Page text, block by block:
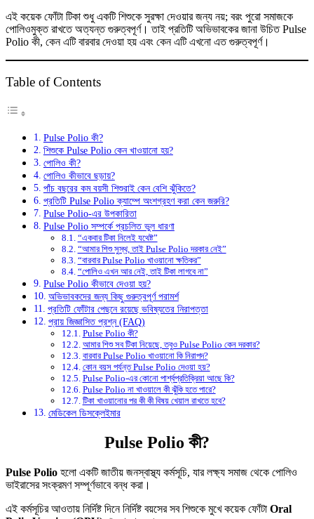
এই কয়েক ফোঁটা টিকা শুধু একটি শিশুকে সুরক্ষা দেওয়ার জন্য নয়; বরং পুরো সমাজকে
পোলিওমুক্ত রাখতে অত্যন্ত গুরুত্বপূর্ণ। তাই প্রতিটি অভিভাবকের জানা উচিত Pulse
Polio কী, কেন এটি বারবার দেওয়া হয় এবং কেন এটি এখনো এত গুরুত্বপূর্ণ।
Table of Contents
Pulse Polio কী?
শিশুকে Pulse Polio কেন খাওয়ানো হয়?
পোলিও কী?
পোলিও কীভাবে ছড়ায়?
পাঁচ বছরের কম বয়সী শিশুরাই কেন বেশি ঝুঁকিতে?
প্রতিটি Pulse Polio ক্যাম্পে অংশগ্রহণ করা কেন জরুরি?
Pulse Polio-এর উপকারিতা
Pulse Polio সম্পর্কে প্রচলিত ভুল ধারণা
“একবার টিকা নিলেই যথেষ্ট”
“আমার শিশু সুস্থ, তাই Pulse Polio দরকার নেই”
“বারবার Pulse Polio খাওয়ানো ক্ষতিকর”
“পোলিও এখন আর নেই, তাই টিকা লাগবে না”
Pulse Polio কীভাবে দেওয়া হয়?
অভিভাবকদের জন্য কিছু গুরুত্বপূর্ণ পরামর্শ
প্রতিটি ফোঁটার পেছনে রয়েছে ভবিষ্যতের নিরাপত্তা
প্রায় জিজ্ঞাসিত প্রশ্ন (FAQ)
Pulse Polio কী?
আমার শিশু সব টিকা নিয়েছে, তবুও Pulse Polio কেন দরকার?
বারবার Pulse Polio খাওয়ানো কি নিরাপদ?
কোন বয়স পর্যন্ত Pulse Polio দেওয়া হয়?
Pulse Polio-এর কোনো পার্শ্বপ্রতিক্রিয়া আছে কি?
Pulse Polio না খাওয়ালে কী ঝুঁকি হতে পারে?
টিকা খাওয়ানোর পর কী কী বিষয় খেয়াল রাখতে হবে?
মেডিকেল ডিসক্লেইমার
Pulse Polio কী?
Pulse Polio হলো একটি জাতীয় জনস্বাস্থ্য কর্মসূচি, যার লক্ষ্য সমাজ থেকে পোলিও
ভাইরাসের সংক্রমণ সম্পূর্ণভাবে বন্ধ করা।
এই কর্মসূচির আওতায় নির্দিষ্ট দিনে নির্দিষ্ট বয়সের সব শিশুকে মুখে কয়েক ফোঁটা Oral